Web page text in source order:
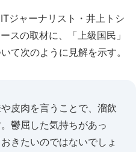
ジャーナリスト・井上トシ
スの取材に、「上級国民」
て次のように見解を示す。
皮肉を言うことで、溜飲
鬱屈した気持ちがあっ
きたいのではないでしょ